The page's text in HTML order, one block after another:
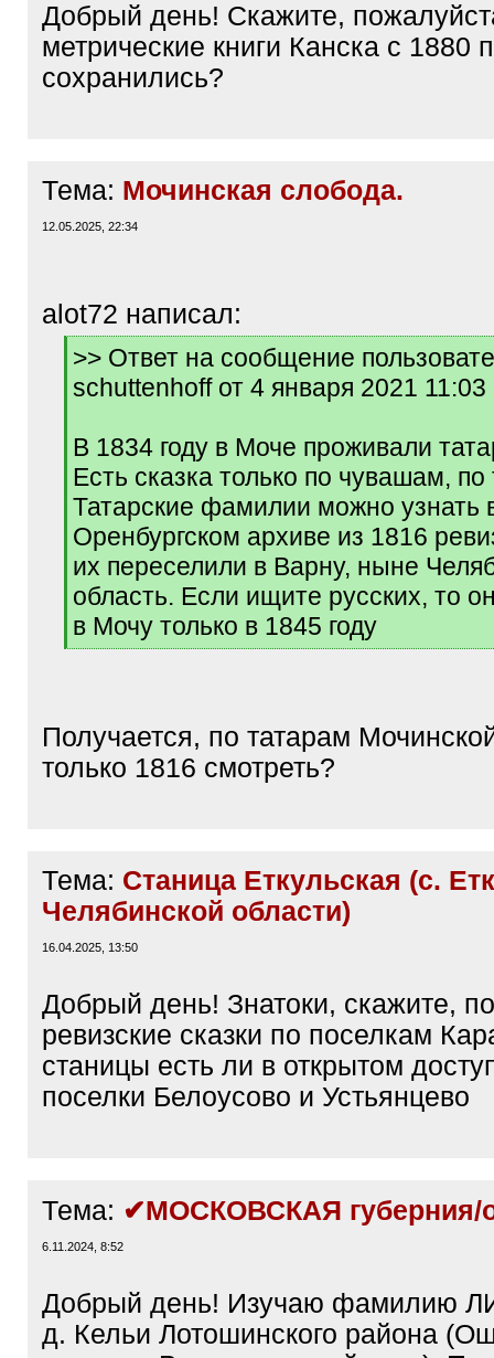
Добрый день! Скажите,
метрические книги Канска с 1880
сохранились?
Тема: Мочинская слобода.
12.05.2025, 22:34
alot72 написал:
[
]
>> Ответ на сообщение
schuttenhoff от 4 января 2021 11:03
В 1834 году в Моче проживали
Есть сказка только по чувашам, по
Татарские фамилии можно узнать
Оренбургском архиве из 1816
их переселили в Варну, ныне
область. Если ищите русских, то
в Мочу только в 1845 году
[
Получается, по татарам
только 1816 смотреть?
Тема: Станица Еткульская (с.
Челябинской области)
16.04.2025, 13:50
Добрый день! Знатоки, скажите,
ревизские сказки по поселкам
станицы есть ли в открытом
поселки Белоусово и Устьянцево
Тема: ✔МОСКОВСКАЯ губерния/
6.11.2024, 8:52
Добрый день! Изучаю фамилию
д. Кельи Лотошинского района